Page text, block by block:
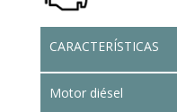
CARACTERÍSTICAS
Motor diésel